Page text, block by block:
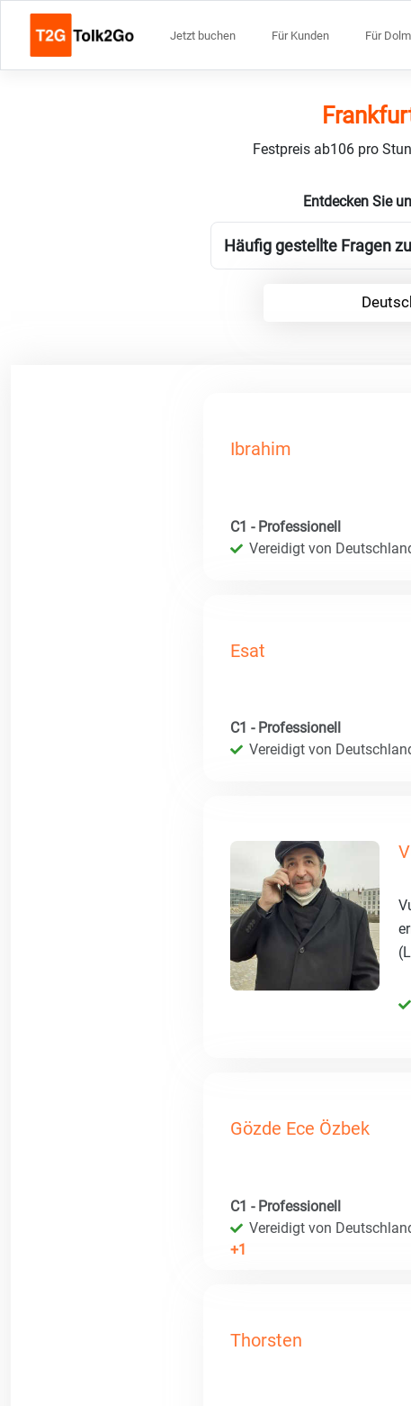
Jetzt buchen Für Kunden Für
Festpreis ab106 pro
Entdecken Sie
Häufig gestellte Fragen
Ibrahim
C1 - Professionell
Vereidigt von
Esat
C1 - Professionell
Vereidigt von
Gözde Ece Özbek
C1 - Professionell
Vereidigt von
+1
Thorsten